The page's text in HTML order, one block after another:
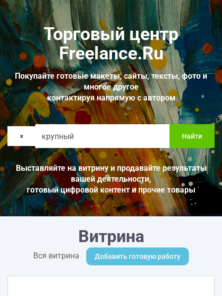
Торговый центр
Freelance.Ru
Покупайте готовые макеты, сайты, тексты, фото и
многое другое
контактируя напрямую с автором
× Найти
Выставляйте на витрину и продавайте результаты
вашей деятельности,
готовый цифровой контент и прочие товары
Витрина
Вся витрина Добавить готовую работу